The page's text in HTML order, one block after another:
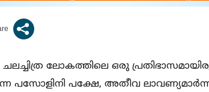
ലോകത്തിലെ ഒരു
പസോളിനി പക്ഷേ, അതീവ